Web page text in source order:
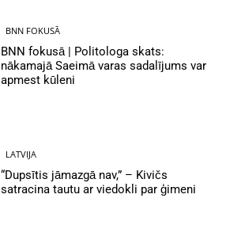
BNN FOKUSĀ
BNN fokusā | Politologa skats:
nākamajā Saeimā varas sadalījums var
apmest kūleni
LATVIJA
“Dupsītis jāmazgā nav,” – Kivičs
satracina tautu ar viedokli par ģimeni